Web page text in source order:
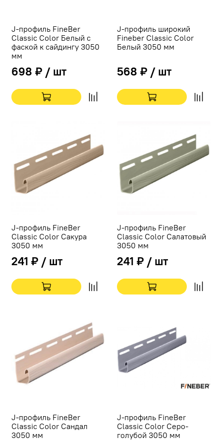
J-профиль FineBer
Classic Color Белый с
фаской к сайдингу 3050
мм
698 ₽ / шт
J-профиль широкий
Fineber Classic Color
Белый 3050 мм
568 ₽ / шт
J-профиль FineBer
Classic Color Сакура
3050 мм
241 ₽ / шт
J-профиль FineBer
Classic Color Салатовый
3050 мм
241 ₽ / шт
J-профиль FineBer
Classic Color Сандал
3050 мм
J-профиль FineBer
Classic Color Серо-
голубой 3050 мм